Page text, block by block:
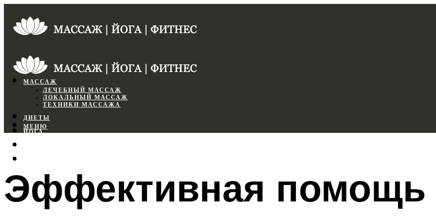
МАССАЖ
ЛЕЧЕБНЫЙ МАССАЖ
ЛОКАЛЬНЫЙ МАССАЖ
ТЕХНИКИ МАССАЖА
ДИЕТЫ
ЙОГА
МЕНЮ
МЕНЮ
Эффективная помощь